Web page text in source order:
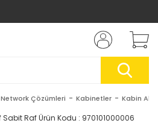
Network Çözümleri Kabinetler Kabin